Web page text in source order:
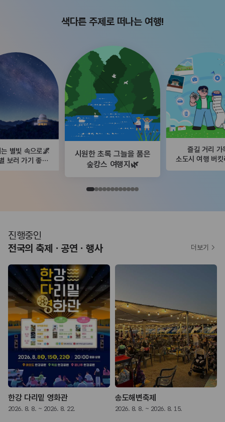
색다른 주제로 떠나는 여행!
별빛 속으로🌌
보러 가기 좋은
시원한 초록 그늘을 품은
숲캉스 여행지🌿
즐길 거리 가
소도시 여행 버킷
진행중인
전국의 축제ㆍ공연ㆍ행사
한강 다리밑 영화관
2026. 8. 8. ~ 2026. 8. 22.
송도해변축제
2026. 8. 8. ~ 2026. 8. 15.
더보기